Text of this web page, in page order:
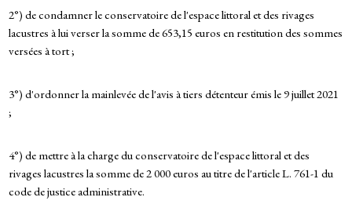
2°) de condamner le conservatoire de l'espace littoral et des rivages
lacustres à lui verser la somme de 653,15 euros en restitution des sommes
versées à tort ;
3°) d'ordonner la mainlevée de l'avis à tiers détenteur émis le 9 juillet 2021
;
4°) de mettre à la charge du conservatoire de l'espace littoral et des
rivages lacustres la somme de 2 000 euros au titre de l'article L. 761-1 du
code de justice administrative.